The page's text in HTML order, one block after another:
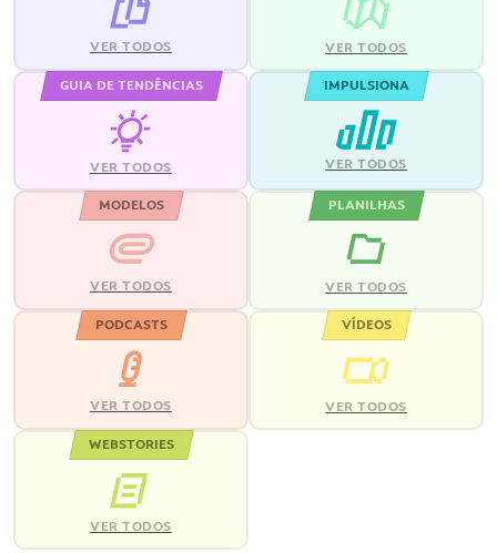
VER TODOS VER TODOS
GUIA DE TENDÊNCIAS
VER TODOS
IMPULSIONA
VER TODOS
MODELOS
VER TODOS
PLANILHAS
VER TODOS
PODCASTS
VER TODOS
VÍDEOS
VER TODOS
WEBSTORIES
VER TODOS